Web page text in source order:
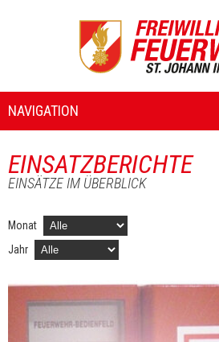
NAVIGATION
EINSATZBERICHTE
EINSÄTZE IM ÜBERBLICK
Monat
Jahr